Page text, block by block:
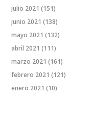
julio 2021 (151)
junio 2021 (138)
mayo 2021 (132)
abril 2021 (111)
marzo 2021 (161)
febrero 2021 (121)
enero 2021 (10)